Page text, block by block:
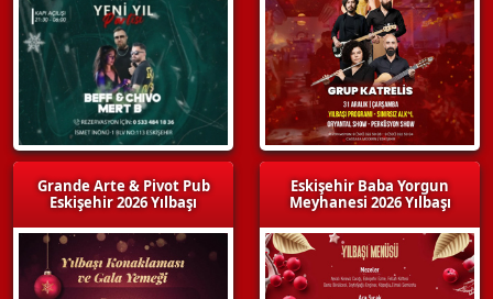
Grande Arte & Pivot Pub
Eskişehir 2026 Yılbaşı
Eskişehir Baba Yorgun
Meyhanesi 2026 Yılbaşı